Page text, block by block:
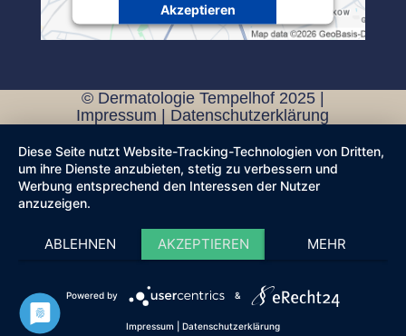
Akzeptieren
Powered byUsercentrics Consent
© Dermatologie Tempelhof 2025 |
Impressum
Datenschutzerklärung
Diese Seite nutzt Website-Tracking-Technologien von Dritten,
um ihre Dienste anzubieten, stetig zu verbessern und
Werbung entsprechend den Interessen der Nutzer
anzuzeigen.
ABLEHNEN AKZEPTIEREN MEHR
Powered by &
Impressum Datenschutzerklärung